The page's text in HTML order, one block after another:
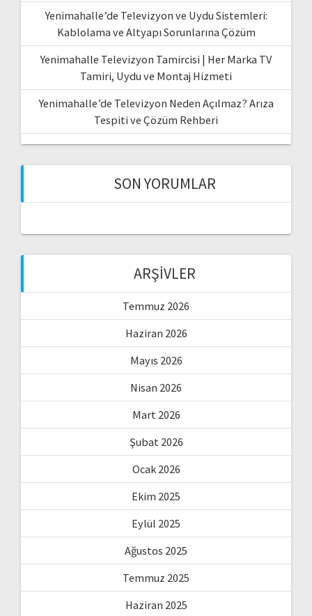
Yenimahalle’de Televizyon ve Uydu Sistemleri:
Kablolama ve Altyapı Sorunlarına Çözüm
Yenimahalle Televizyon Tamircisi | Her Marka TV
Tamiri, Uydu ve Montaj Hizmeti
Yenimahalle’de Televizyon Neden Açılmaz? Arıza
Tespiti ve Çözüm Rehberi
SON YORUMLAR
ARŞIVLER
Temmuz 2026
Haziran 2026
Mayıs 2026
Nisan 2026
Mart 2026
Şubat 2026
Ocak 2026
Ekim 2025
Eylül 2025
Ağustos 2025
Temmuz 2025
Haziran 2025